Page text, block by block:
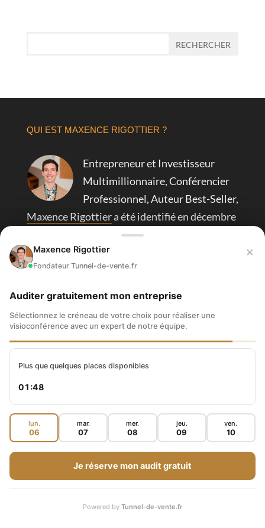
QUI EST MAXENCE RIGOTTIER ?
Entrepreneur et Investisseur
Multimillionnaire, Conférencier
Professionnel, Auteur Best-Seller,
Maxence Rigottiera été identifié en décembre
Forbes comme le spécialiste des
tunnels de vente pour entrepreneurs.
s’agit de présenter ses revenus et vous offre
tout son savoir pour vous permettre de passer
votre business au niveau supérieur et
développer votre chiffre d’affaires.
+ DE 90K ABONNÉS SUR YOUTUBE
Maxence Rigottier
Fondateur Tunnel-de-vente.fr
×
Auditer gratuitement mon entreprise
Sélectionnez le créneau de votre choix pour réaliser une
visioconférence avec un expert de notre équipe.
Plus que quelques places disponibles
01:47
lun.
06
mar.
07
mer.
08
jeu.
09
ven.
10
Je réserve mon audit gratuit
Powered by Tunnel-de-vente.fr